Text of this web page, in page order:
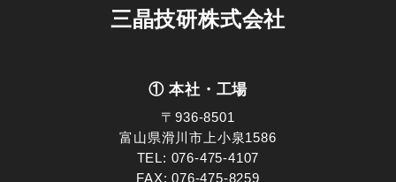
三晶技研株式会社
① 本社・工場
〒936-8501
富山県滑川市上小泉1586
TEL: 076-475-4107
FAX: 076-475-8259